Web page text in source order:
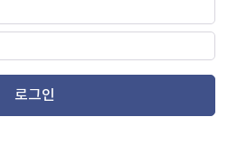
로그인